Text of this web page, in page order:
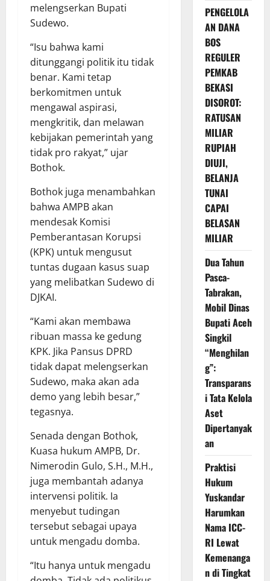
melengserkan Bupati
Sudewo.
“Isu bahwa kami
ditunggangi politik itu tidak
benar. Kami tetap
berkomitmen untuk
mengawal aspirasi,
mengkritik, dan melawan
kebijakan pemerintah yang
tidak pro rakyat,” ujar
Bothok.
Bothok juga menambahkan
bahwa AMPB akan
mendesak Komisi
Pemberantasan Korupsi
(KPK) untuk mengusut
tuntas dugaan kasus suap
yang melibatkan Sudewo di
DJKAI.
“Kami akan membawa
ribuan massa ke gedung
KPK. Jika Pansus DPRD
tidak dapat melengserkan
Sudewo, maka akan ada
demo yang lebih besar,”
tegasnya.
Senada dengan Bothok,
Kuasa hukum AMPB, Dr.
Nimerodin Gulo, S.H., M.H.,
juga membantah adanya
intervensi politik. Ia
menyebut tudingan
tersebut sebagai upaya
untuk mengadu domba.
“Itu hanya untuk mengadu
PENGELOLA
AN DANA
BOS
REGULER
PEMKAB
BEKASI
DISOROT:
RATUSAN
MILIAR
RUPIAH
DIUJI,
BELANJA
TUNAI
CAPAI
BELASAN
MILIAR
Dua Tahun
Pasca-
Tabrakan,
Mobil Dinas
Bupati Aceh
Singkil
“Menghilan
g”:
Transparans
i Tata Kelola
Aset
Dipertanyak
an
Praktisi
Hukum
Yuskandar
Harumkan
Nama ICC-
RI Lewat
Kemenanga
n di Tingkat